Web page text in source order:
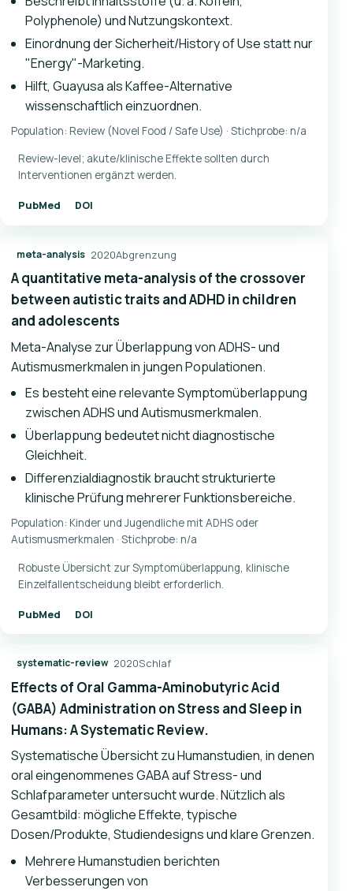
Polyphenole) und Nutzungskontext.
Einordnung der Sicherheit/History of Use statt nur
"Energy"-Marketing.
Hilft, Guayusa als Kaffee-Alternative
wissenschaftlich einzuordnen.
Population: Review (Novel Food / Safe Use) · Stichprobe: n/a
Review-level; akute/klinische Effekte sollten durch
Interventionen ergänzt werden.
PubMed DOI
meta-analysis 2020Abgrenzung
A quantitative meta-analysis of the crossover
between autistic traits and ADHD in children
and adolescents
Meta-Analyse zur Überlappung von ADHS- und
Autismusmerkmalen in jungen Populationen.
Es besteht eine relevante Symptomüberlappung
zwischen ADHS und Autismusmerkmalen.
Überlappung bedeutet nicht diagnostische
Gleichheit.
Differenzialdiagnostik braucht strukturierte
klinische Prüfung mehrerer Funktionsbereiche.
Population: Kinder und Jugendliche mit ADHS oder
Autismusmerkmalen · Stichprobe: n/a
Robuste Übersicht zur Symptomüberlappung, klinische
Einzelfallentscheidung bleibt erforderlich.
PubMed DOI
systematic-review 2020Schlaf
Effects of Oral Gamma-Aminobutyric Acid
(GABA) Administration on Stress and Sleep in
Humans: A Systematic Review.
Systematische Übersicht zu Humanstudien, in denen
oral eingenommenes GABA auf Stress- und
Schlafparameter untersucht wurde. Nützlich als
Gesamtbild: mögliche Effekte, typische
Dosen/Produkte, Studiendesigns und klare Grenzen.
Mehrere Humanstudien berichten
Verbesserungen von